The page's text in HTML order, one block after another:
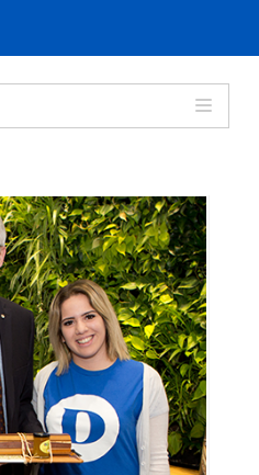
Omnivox
rapides
principal
continue